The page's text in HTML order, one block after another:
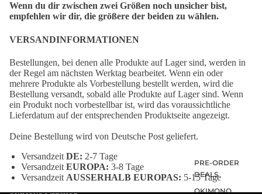
PRE-ORDER
DEALS
OKIMONO
Wenn du dir zwischen zwei Größen noch unsicher bist,
empfehlen wir dir, die größere der beiden zu wählen.
VERSANDINFORMATIONEN
Bestellungen, bei denen alle Produkte auf Lager sind, werden in
der Regel am nächsten Werktag bearbeitet. Wenn ein oder
mehrere Produkte als Vorbestellung bestellt werden, wird die
Bestellung versandt, sobald alle Produkte auf Lager sind. Wenn
ein Produkt noch vorbestellbar ist, wird das voraussichtliche
Lieferdatum auf der entsprechenden Produktseite angezeigt.
Deine Bestellung wird von Deutsche Post geliefert.
Versandzeit DE: 2-7 Tage
Versandzeit EUROPA: 3-8 Tage
Versandzeit AUSSERHALB EUROPAS: 5-15 Tage